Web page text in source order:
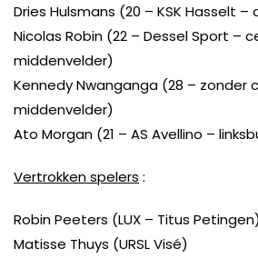
Dries Hulsmans (20 – KSK Hasselt –
Nicolas Robin (22 – Dessel Sport –
middenvelder)
Kennedy Nwanganga (28 – zonder
middenvelder)
Ato Morgan (21 – AS Avellino –
Vertrokken spelers :
Robin Peeters (LUX – Titus Petingen)
Matisse Thuys (URSL Visé)